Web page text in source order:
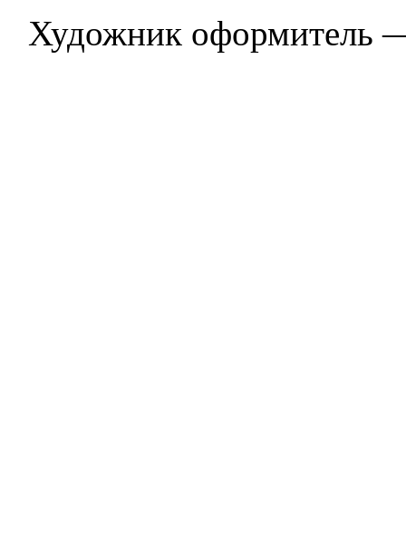
Художник оформитель